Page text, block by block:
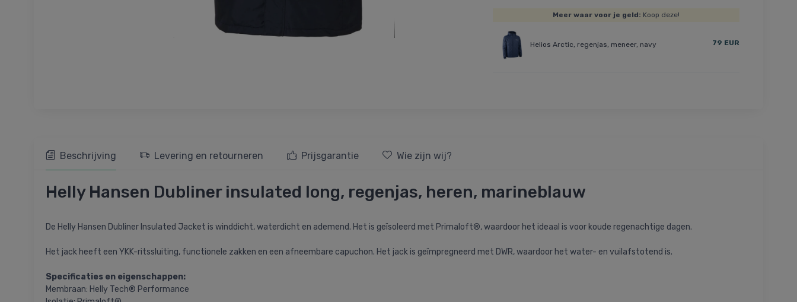
Meer waar voor je geld: Koop deze!
Helios Arctic, regenjas, meneer, navy 79 EUR
Beschrijving Levering en retourneren Prijsgarantie Wie zijn wij?
Helly Hansen Dubliner insulated long, regenjas, heren, marineblauw
De Helly Hansen Dubliner Insulated Jacket is winddicht, waterdicht en ademend. Het is geïsoleerd met Primaloft®, waardoor het ideaal is voor koude regenachtige dagen.
Het jack heeft een YKK-ritssluiting, functionele zakken en een afneembare capuchon. Het jack is geïmpregneerd met DWR, waardoor het water- en vuilafstotend is.
Specificaties en eigenschappen:
Membraan: Helly Tech® Performance